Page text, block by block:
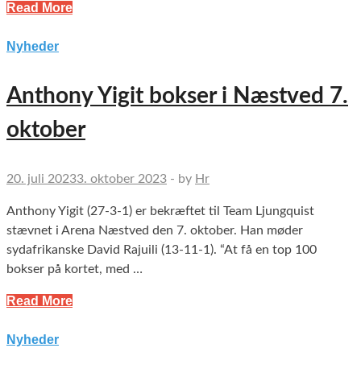
Read More
Nyheder
Anthony Yigit bokser i Næstved 7.
oktober
20. juli 20233. oktober 2023 - by Hr
Anthony Yigit (27-3-1) er bekræftet til Team Ljungquist
stævnet i Arena Næstved den 7. oktober. Han møder
sydafrikanske David Rajuili (13-11-1). “At få en top 100
bokser på kortet, med …
Read More
Nyheder